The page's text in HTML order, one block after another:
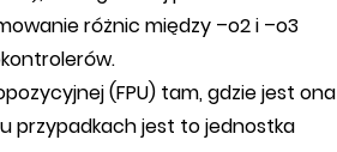
różnic między –o2 i –o3
(FPU) tam, gdzie jest ona
przypadkach jest to jednostka